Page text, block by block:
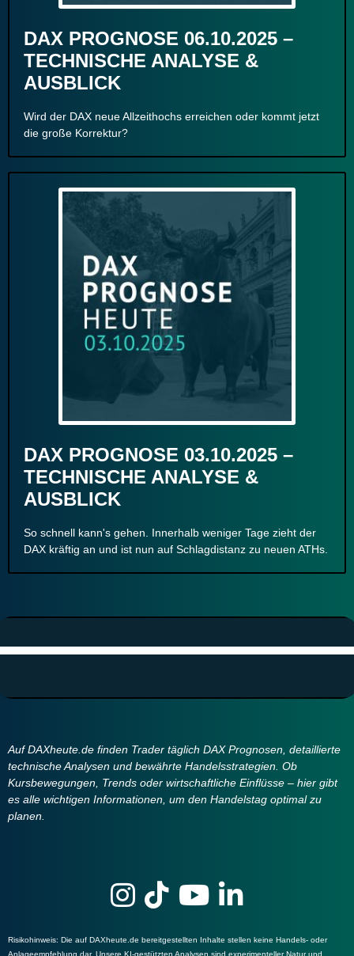
DAX PROGNOSE 06.10.2025 –
TECHNISCHE ANALYSE &
AUSBLICK
Wird der DAX neue Allzeithochs erreichen oder kommt jetzt
die große Korrektur?
DAX PROGNOSE 03.10.2025 –
TECHNISCHE ANALYSE &
AUSBLICK
So schnell kann's gehen. Innerhalb weniger Tage zieht der
DAX kräftig an und ist nun auf Schlagdistanz zu neuen ATHs.
Auf DAXheute.de finden Trader täglich DAX Prognosen, detaillierte
technische Analysen und bewährte Handelsstrategien. Ob
Kursbewegungen, Trends oder wirtschaftliche Einflüsse – hier gibt
es alle wichtigen Informationen, um den Handelstag optimal zu
planen.
Risikohinweis: Die auf DAXheute.de bereitgestellten Inhalte stellen keine Handels- oder
Anlageempfehlung dar. Unsere KI-gestützten Analysen sind experimenteller Natur und